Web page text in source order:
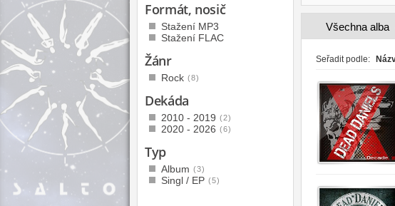
Všechna alba
Seřadit podle:
Formát, nosič
Stažení MP3
Stažení FLAC
Žánr
Rock (8)
Dekáda
2010 - 2019 (2)
2020 - 2026 (6)
Typ
Album (3)
Singl / EP (5)